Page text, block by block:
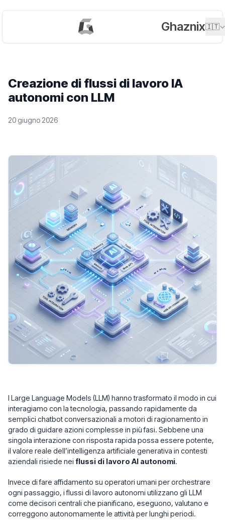
Ghaznix🇮🇹
Creazione di flussi di lavoro IA
autonomi con LLM
20 giugno 2026
I Large Language Models (LLM) hanno trasformato il modo in cui
interagiamo con la tecnologia, passando rapidamente da
semplici chatbot conversazionali a motori di ragionamento in
grado di guidare azioni complesse in più fasi. Sebbene una
singola interazione con risposta rapida possa essere potente,
il valore reale dell’intelligenza artificiale generativa in contesti
aziendali risiede nei flussi di lavoro AI autonomi.
Invece di fare affidamento su operatori umani per orchestrare
ogni passaggio, i flussi di lavoro autonomi utilizzano gli LLM
come decisori centrali che pianificano, eseguono, valutano e
correggono autonomamente le attività per lunghi periodi.